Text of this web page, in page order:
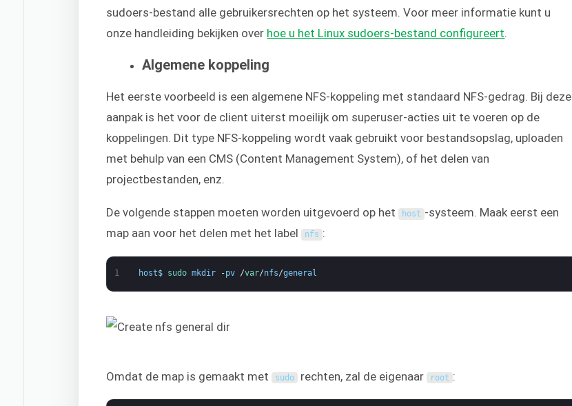
sudoers-bestand alle gebruikersrechten op het systeem. Voor meer informatie kunt u
onze handleiding bekijken over hoe u het Linux sudoers-bestand configureert.
Algemene koppeling
Het eerste voorbeeld is een algemene NFS-koppeling met standaard NFS-gedrag. Bij deze
aanpak is het voor de client uiterst moeilijk om superuser-acties uit te voeren op de
koppelingen. Dit type NFS-koppeling wordt vaak gebruikt voor bestandsopslag, uploaden
met behulp van een CMS (Content Management System), of het delen van
projectbestanden, enz.
De volgende stappen moeten worden uitgevoerd op het host -systeem. Maak eerst een
map aan voor het delen met het label nfs :
1 host$ sudo mkdir -pv /var/nfs/general
Omdat de map is gemaakt met sudo rechten, zal de eigenaar root :